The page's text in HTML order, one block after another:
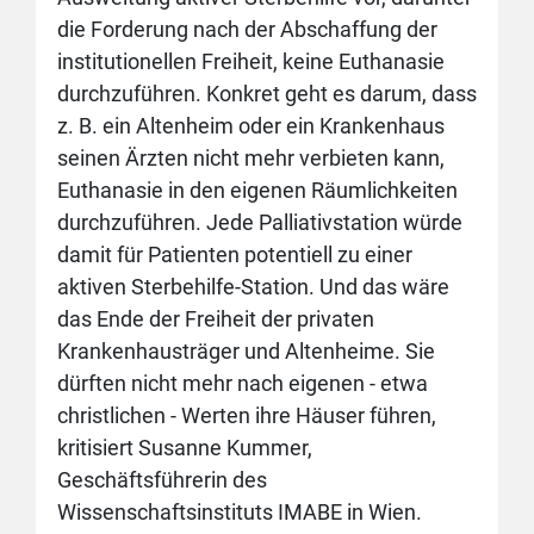
die Forderung nach der Abschaffung der
institutionellen Freiheit, keine Euthanasie
durchzuführen. Konkret geht es darum, dass
z. B. ein Altenheim oder ein Krankenhaus
seinen Ärzten nicht mehr verbieten kann,
Euthanasie in den eigenen Räumlichkeiten
durchzuführen. Jede Palliativstation würde
damit für Patienten potentiell zu einer
aktiven Sterbehilfe-Station. Und das wäre
das Ende der Freiheit der privaten
Krankenhausträger und Altenheime. Sie
dürften nicht mehr nach eigenen - etwa
christlichen - Werten ihre Häuser führen,
kritisiert Susanne Kummer,
Geschäftsführerin des
Wissenschaftsinstituts IMABE in Wien.